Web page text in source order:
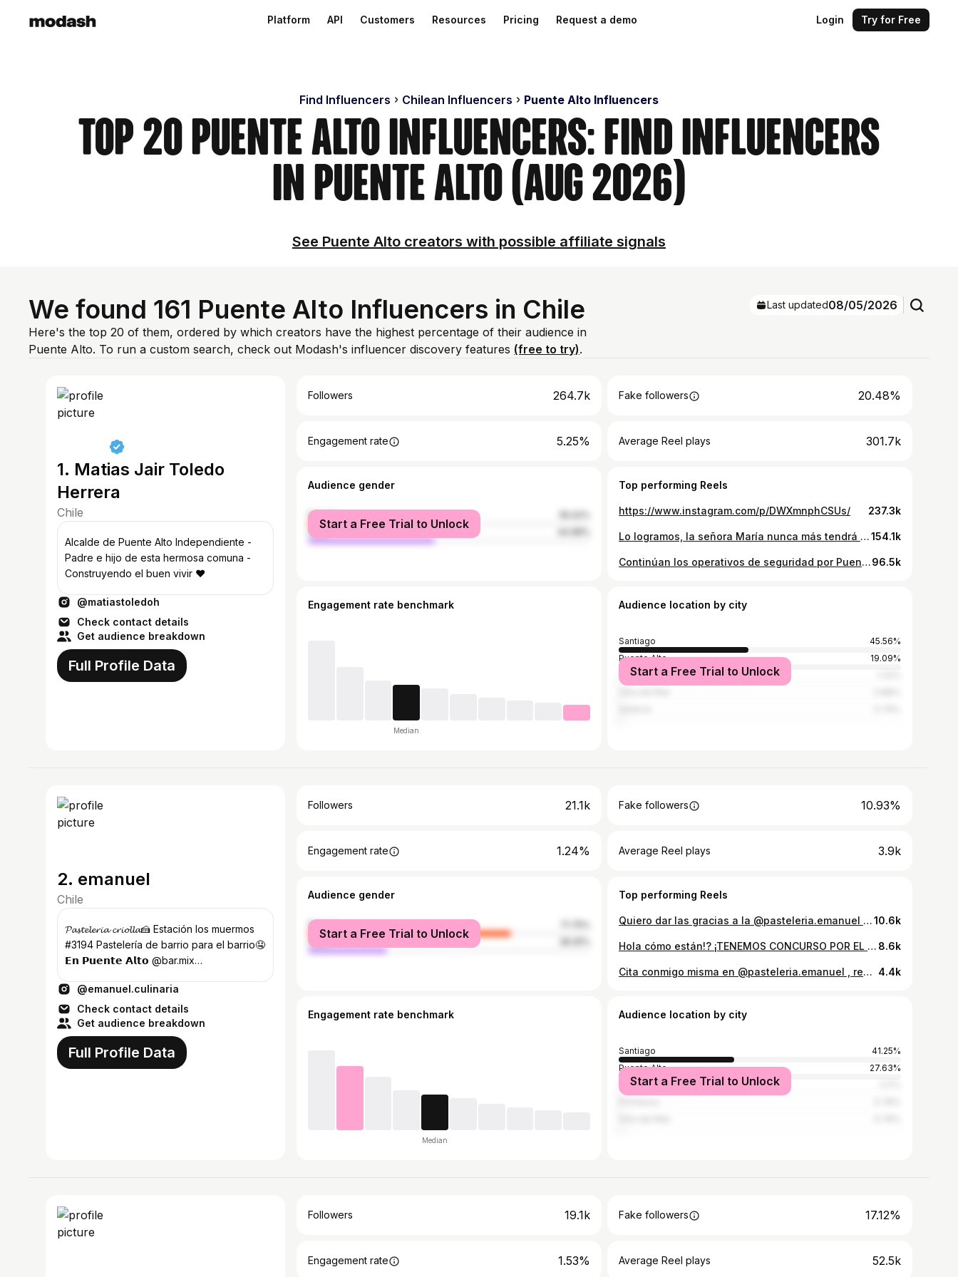
Platform API Customers Resources Pricing Request a demo Login Try for Free
Find Influencers Chilean Influencers Puente Alto Influencers
Top 20 Puente Alto Influencers: Find Influencers
in Puente Alto (Aug 2026)
See Puente Alto creators with possible affiliate signals
We found 161 Puente Alto Influencers in Chile
Here's the top 20 of them, ordered by which creators have the highest percentage of their audience in
Puente Alto. To run a custom search, check out Modash's influencer discovery features (free to try).
Last updated08/05/2026
1. Matias Jair Toledo
Herrera
Chile
Alcalde de Puente Alto Independiente -
Padre e hijo de esta hermosa comuna -
Construyendo el buen vivir ❤️
@matiastoledoh
Check contact details
Get audience breakdown
Full Profile Data
Followers 264.7k Fake followers 20.48%
Engagement rate 5.25% Average Reel plays 301.7k
Audience gender
female
male
Start a Free Trial to Unlock
Top performing Reels
https://www.instagram.com/p/DWXmnphCSUs/ 237.3k
Lo logramos, la señora María nunca más tendrá que bajar al hombro a su esposo 🥹 Gracias a todos ustedes y también a: @mpuentealto @salvatore_group_chile @cambiandovidas.chile @matiastoledoh #social154.1k
Continúan los operativos de seguridad por Puente Alto! Orgullosos de seguir contribuyendo a una comuna segura para nuestras familias!96.5k
Engagement rate benchmark
Median
Audience location by city
Santiago
45.56%
Puente Alto
19.09%
Valparaíso
Start a Free Trial to Unlock
2. emanuel
Chile
𝓟𝓪𝓼𝓽𝓮𝓵𝓮𝓻𝓲𝓪 𝓬𝓻𝓲𝓸𝓵𝓵𝓪🍰 Estación los muermos
#3194 Pastelería de barrio para el barrio🤤
𝗘𝗻 𝗣𝘂𝗲𝗻𝘁𝗲 𝗔𝗹𝘁𝗼 @bar.mix
@emanuel.culinaria
Check contact details
Get audience breakdown
Full Profile Data
Followers 21.1k Fake followers 10.93%
Engagement rate 1.24% Average Reel plays 3.9k
Audience gender
female
male
Start a Free Trial to Unlock
Top performing Reels
Quiero dar las gracias a la @pasteleria.emanuel por el apoyo constante a nuestros proyectos sociales, y por hoy estar capacitando en cocina y gastronomía a los niños y niñas del @happy._time._ #PuenteAlto10.6k
Hola cómo están!? ¡TENEMOS CONCURSO POR EL DÍA DE LA MADRE! 💘 PREMIO: Una once para 2 personas en la pastelería Emanuel, ubicada en📍Estación Los Muermos #3194, Puente Alto. LAS BASES PARA CONCURSAR: ✅️ Seguir a @pasteleria.emanuel ✅️ Darle like a la publicación. ✅️ Cuéntanos en comentarios cuál es la torta favorita de tu mamá. El ganador/a se dará a conocer el Viernes 12 de Mayo. Participa y podrás vivir esta increíble experiencia en @pasteleria.emanuel ✨️ NO OLVIDEN COMPARTIR LA PUBLICACIÓN Y ETIQUETARNOS👀. 8.6k
Cita conmigo misma en @pasteleria.emanuel , realmente una experiencia maravillosa pasar tiempo conmigo misma en un lugar acogedor y disfrutando de algo rico 💌 Todas en algún momento deberían darse este tiempito para tener tu día para ti y sólo para ti 💌 #puentealto #cafeteria #coffe #masamadre #pasteleria #recovery #ugccreator #publicidad #recovery #instagram #cappucino #canela #barrio 4.4k
Engagement rate benchmark
Median
Audience location by city
Santiago
41.25%
Puente Alto
27.63%
Valparaíso
Start a Free Trial to Unlock
Followers 19.1k Fake followers 17.12%
Engagement rate 1.53% Average Reel plays 52.5k